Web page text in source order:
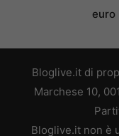
euro
Bloglive.it di
Marchese 10,
Bloglive.it non è